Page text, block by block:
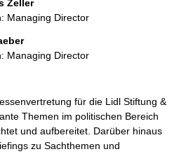
Zeller
Managing Director
Managing Director
für die Lidl Stiftung &
Themen im politischen Bereich
und aufbereitet. Darüber hinaus
zu Sachthemen und